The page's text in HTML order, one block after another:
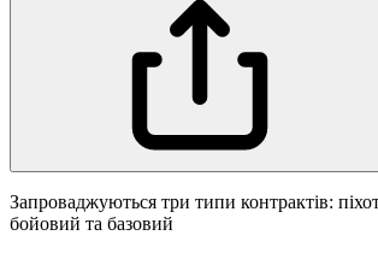
Запроваджуються три типи контрактів:
бойовий та базовий